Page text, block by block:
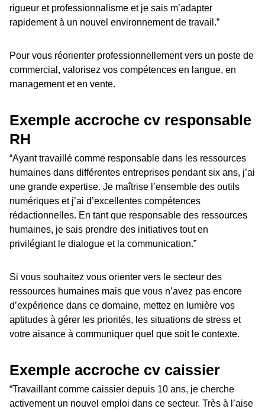
rigueur et professionnalisme et je sais m’adapter
rapidement à un nouvel environnement de travail.”
Pour vous réorienter professionnellement vers un poste de
commercial, valorisez vos compétences en langue, en
management et en vente.
Exemple accroche cv responsable
RH
“Ayant travaillé comme responsable dans les ressources
humaines dans différentes entreprises pendant six ans, j’ai
une grande expertise. Je maîtrise l’ensemble des outils
numériques et j’ai d’excellentes compétences
rédactionnelles. En tant que responsable des ressources
humaines, je sais prendre des initiatives tout en
privilégiant le dialogue et la communication.”
Si vous souhaitez vous orienter vers le secteur des
ressources humaines mais que vous n’avez pas encore
d’expérience dans ce domaine, mettez en lumière vos
aptitudes à gérer les priorités, les situations de stress et
votre aisance à communiquer quel que soit le contexte.
Exemple accroche cv caissier
“Travaillant comme caissier depuis 10 ans, je cherche
activement un nouvel emploi dans ce secteur. Très à l’aise